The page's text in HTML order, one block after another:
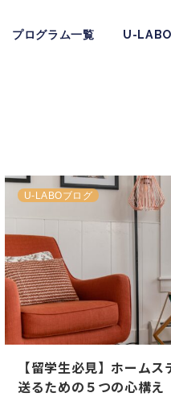
プログラム一覧 U-
U-LABOブログ
【留学生必見】ホーム
送るための５つの心構え
公式LINE友だち追加
公式LINEにて各種情報発信や簡単
す。こちらから友達追加を